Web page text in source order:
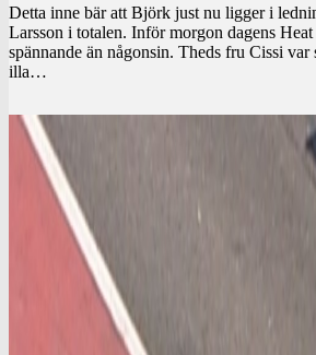
Detta inne bär att Björk just nu ligger i
Larsson i totalen. Inför morgon dagens
spännande än någonsin. Theds fru Cissi var
illa…